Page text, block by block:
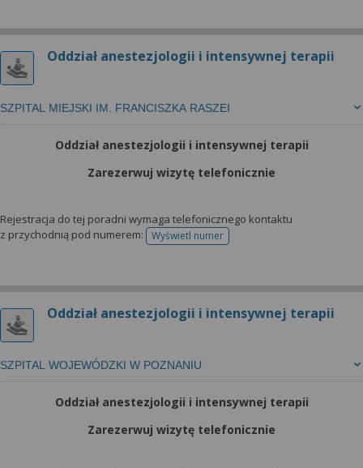
Oddział anestezjologii i intensywnej terapii
SZPITAL MIEJSKI IM. FRANCISZKA RASZEI
Oddział anestezjologii i intensywnej terapii
Zarezerwuj wizytę telefonicznie
Rejestracja do tej poradni wymaga telefonicznego kontaktu
z przychodnią pod numerem:
Wyświetl numertelefonu do rejestracji
Oddział anestezjologii i intensywnej terapii
SZPITAL WOJEWÓDZKI W POZNANIU
Oddział anestezjologii i intensywnej terapii
Zarezerwuj wizytę telefonicznie